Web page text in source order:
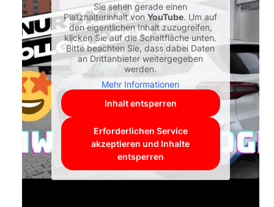
Sie sehen gerade einen
Platzhalterinhalt vonYouTube. Um auf
den eigentlichen Inhalt zuzugreifen,
klicken Sie auf die Schaltfläche unten.
Bitte beachten Sie, dass dabei Daten
an Drittanbieter weitergegeben
werden.
Mehr Informationen
Inhalt entsperren
Erforderlichen Service
akzeptieren und Inhalte
entsperren